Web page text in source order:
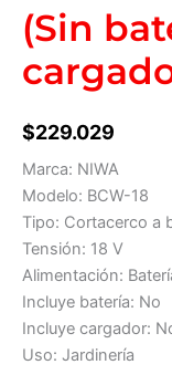
(Sin
$229.029
Marca: NIWA
Modelo: BCW-18
Tipo: Cortacerco a
Tensión: 18 V
Alimentación:
Incluye batería: No
Incluye cargador:
Uso: Jardinería
(Sin
batería
cargador)